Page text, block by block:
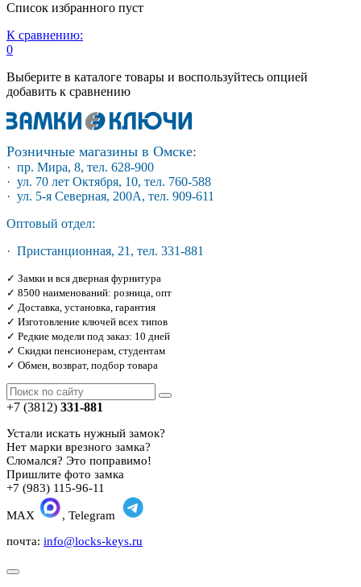
Список избранного пуст
К сравнению:
0
Выберите в каталоге товары и воспользуйтесь опцией
добавить к сравнению
Розничные магазины в Омске:
· пр. Мира, 8, тел. 628-900
· ул. 70 лет Октября, 10, тел. 760-588
· ул. 5-я Северная, 200А, тел. 909-611
Оптовый отдел:
· Пристанционная, 21, тел. 331-881
✓ Замки и вся дверная фурнитура
✓ 8500 наименований: розница, опт
✓ Доставка, установка, гарантия
✓ Изготовление ключей всех типов
✓ Редкие модели под заказ: 10 дней
✓ Скидки пенсионерам, студентам
✓ Обмен, возврат, подбор товара
+7 (3812) 331-881
Устали искать нужный замок?
Нет марки врезного замка?
Сломался? Это поправимо!
Пришлите фото замка
+7 (983) 115-96-11
MAX
, Telegram
почта: info@locks-keys.ru